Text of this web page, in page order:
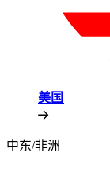
美国​​
中东/非洲​​